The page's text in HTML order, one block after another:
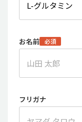
お名前 必須
フリガナ